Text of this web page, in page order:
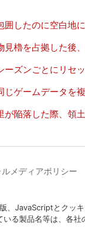
囲したのに空白地
見櫓を占拠した後
ーズンごとにリ
じゲームデータを
が陥落した際、領
メディアポリシー
JavaScriptとクッ
る製品名等は、各